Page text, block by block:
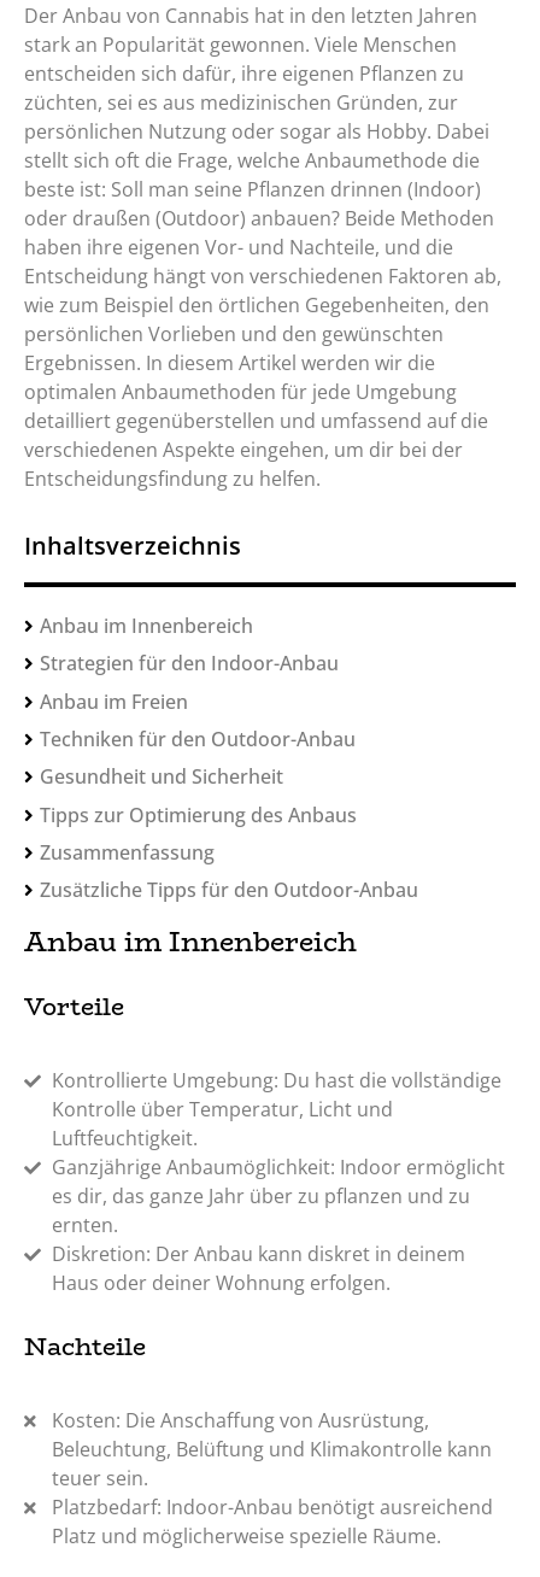
Der Anbau von Cannabis hat in den letzten Jahren
stark an Popularität gewonnen. Viele Menschen
entscheiden sich dafür, ihre eigenen Pflanzen zu
züchten, sei es aus medizinischen Gründen, zur
persönlichen Nutzung oder sogar als Hobby. Dabei
stellt sich oft die Frage, welche Anbaumethode die
beste ist: Soll man seine Pflanzen drinnen (Indoor)
oder draußen (Outdoor) anbauen? Beide Methoden
haben ihre eigenen Vor- und Nachteile, und die
Entscheidung hängt von verschiedenen Faktoren ab,
wie zum Beispiel den örtlichen Gegebenheiten, den
persönlichen Vorlieben und den gewünschten
Ergebnissen. In diesem Artikel werden wir die
optimalen Anbaumethoden für jede Umgebung
detailliert gegenüberstellen und umfassend auf die
verschiedenen Aspekte eingehen, um dir bei der
Entscheidungsfindung zu helfen.
Inhaltsverzeichnis
Anbau im Innenbereich
Strategien für den Indoor-Anbau
Anbau im Freien
Techniken für den Outdoor-Anbau
Gesundheit und Sicherheit
Tipps zur Optimierung des Anbaus
Zusammenfassung
Zusätzliche Tipps für den Outdoor-Anbau
Anbau im Innenbereich
Vorteile
Kontrollierte Umgebung: Du hast die vollständige
Kontrolle über Temperatur, Licht und
Luftfeuchtigkeit.
Ganzjährige Anbaumöglichkeit: Indoor ermöglicht
es dir, das ganze Jahr über zu pflanzen und zu
ernten.
Diskretion: Der Anbau kann diskret in deinem
Haus oder deiner Wohnung erfolgen.
Nachteile
Kosten: Die Anschaffung von Ausrüstung,
Beleuchtung, Belüftung und Klimakontrolle kann
teuer sein.
Platzbedarf: Indoor-Anbau benötigt ausreichend
Platz und möglicherweise spezielle Räume.